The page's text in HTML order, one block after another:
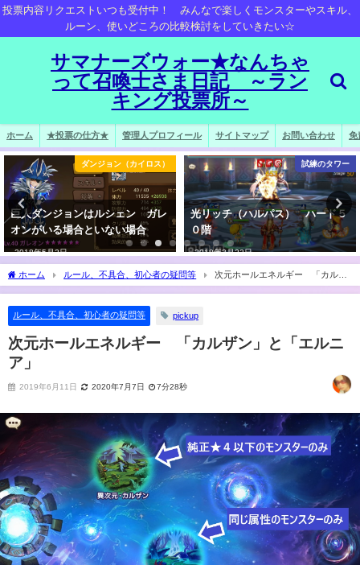
投票内容リクエストいつも受付中！ みんなで楽しくモンスターやスキル、
ルーン、使いどころの比較検討をしていきたい☆
サマナーズウォー★なんちゃ
って召喚士さま日記 ～ラン
キング投票所～
ホーム ★投票の仕方★ 管理人プロフィール サイトマップ お問い合わせ 免
ダンジョン（カイロス）
巨人ダンジョンはルシェン ガレ
オンがいる場合といない場合
2018年5月2日
試練のタワー
光リッチ（ハルパス） ハード５
０階
2018年3月22日
ホーム ルール、不具合、初心者の疑問等
次元ホールエネルギー 「カルザ
ン」と「エルニア」
ルール、不具合、初心者の疑問等 pickup
次元ホールエネルギー 「カルザン」と「エルニ
ア」
2019年6月11日 2020年7月7日 7分28秒